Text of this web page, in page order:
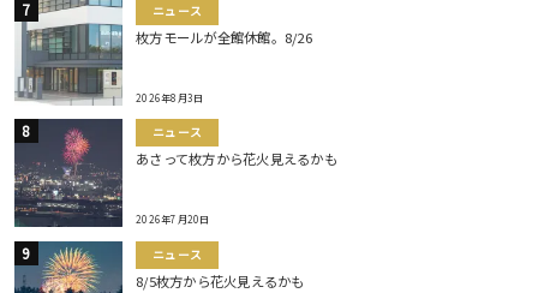
ニュース
枚方モールが全館休館。8/26
2026年8月3日
ニュース
あさって枚方から花火見えるかも
2026年7月20日
ニュース
8/5枚方から花火見えるかも